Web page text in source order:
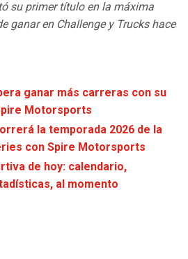
su primer título en la máxima
ganar en Challenge y Trucks hace
ganar más carreras con su
Motorsports
la temporada 2026 de la
con Spire Motorsports
de hoy: calendario,
al momento